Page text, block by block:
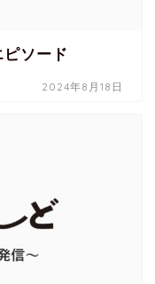
ソード
2024年8月18日